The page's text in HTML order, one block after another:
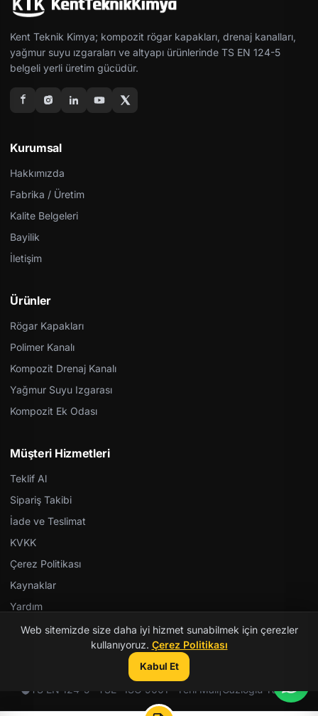
Kent Teknik Kimya; kompozit rögar kapakları, drenaj kanalları,
yağmur suyu ızgaraları ve altyapı ürünlerinde TS EN 124-5
belgeli yerli üretim gücüdür.
Kurumsal
Hakkımızda
Fabrika / Üretim
Kalite Belgeleri
Bayilik
İletişim
Ürünler
Rögar Kapakları
Polimer Kanalı
Kompozit Drenaj Kanalı
Yağmur Suyu Izgarası
Kompozit Ek Odası
Müşteri Hizmetleri
Teklif Al
Sipariş Takibi
İade ve Teslimat
KVKK
Çerez Politikası
Kaynaklar
Yardım
© 2026 Kent Teknik Kimya. Tüm hakları saklıdır.
TS EN 124-5 · TSE · ISO 9001 · Yerli Malı|Gazioğlu Yazılım
Web sitemizde size daha iyi hizmet sunabilmek için çerezler
kullanıyoruz. Çerez Politikası
Kabul Et